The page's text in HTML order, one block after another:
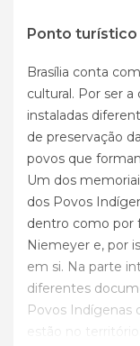
Ponto turístico
Brasília conta
cultural. Por ser a
instaladas
de preservação
povos que
Um dos
dos Povos
dentro como por
Niemeyer e, por
em si. Na parte
diferentes
Povos Indígenas
estão no